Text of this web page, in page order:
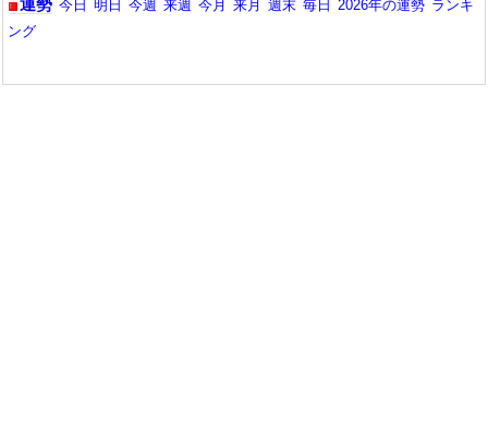
運勢 今日 明日 今週 来週 今月 来月 週末 毎日 2026年の運勢 ランキ
ング